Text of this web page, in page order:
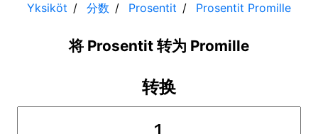
Yksiköt 分数 Prosentit Prosentit Promille
将 Prosentit 转为 Promille
转换